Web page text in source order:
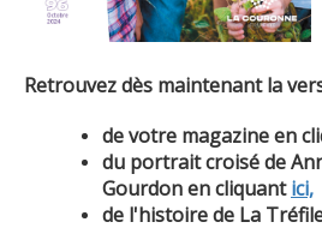
Retrouvez dès maintenant la
de votre magazine en
du portrait croisé de
Gourdon en cliquantici,
de l'histoire de La